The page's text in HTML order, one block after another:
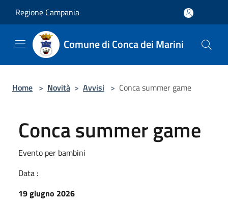
Regione Campania
Comune di Conca dei Marini
Home > Novità > Avvisi > Conca summer game
Conca summer game
Evento per bambini
Data :
19 giugno 2026